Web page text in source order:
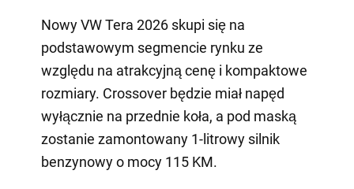
Nowy VW Tera 2026 skupi się na
podstawowym segmencie rynku ze
względu na atrakcyjną cenę i kompaktowe
rozmiary. Crossover będzie miał napęd
wyłącznie na przednie koła, a pod maską
zostanie zamontowany 1-litrowy silnik
benzynowy o mocy 115 KM.